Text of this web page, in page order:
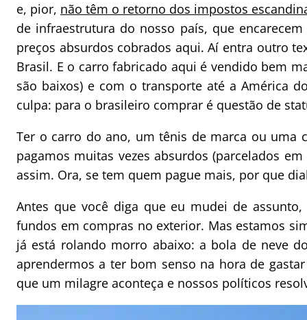
e, pior, não têm o retorno dos impostos
de infraestrutura do nosso país, que
preços absurdos cobrados aqui. Aí entra outro
Brasil. E o carro fabricado aqui é vendido bem
são baixos) e com o transporte até a América
culpa: para o brasileiro comprar é questão de
Ter o carro do ano, um tênis de marca ou uma
pagamos muitas vezes absurdos (parcelados
assim. Ora, se tem quem pague mais, por que
Antes que você diga que eu mudei de
fundos em compras no exterior. Mas estamos
já está rolando morro abaixo: a bola de neve
aprendermos a ter bom senso na hora de
que um milagre aconteça e nossos políticos